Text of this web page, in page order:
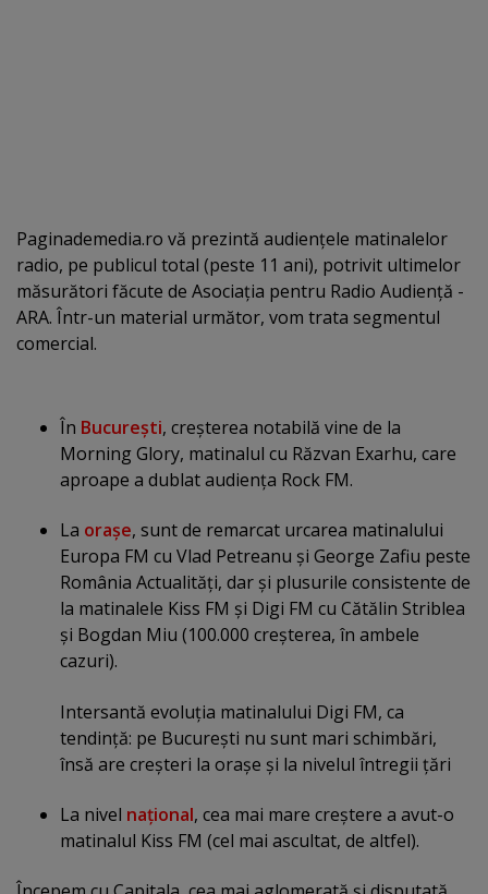
Paginademedia.ro vă prezintă audienţele matinalelor
radio, pe publicul total (peste 11 ani), potrivit ultimelor
măsurători făcute de Asociaţia pentru Radio Audienţă -
ARA. Într-un material următor, vom trata segmentul
comercial.
În Bucureşti, creşterea notabilă vine de la
Morning Glory, matinalul cu Răzvan Exarhu, care
aproape a dublat audienţa Rock FM.
La oraşe, sunt de remarcat urcarea matinalului
Europa FM cu Vlad Petreanu şi George Zafiu peste
România Actualităţi, dar şi plusurile consistente de
la matinalele Kiss FM şi Digi FM cu Cătălin Striblea
şi Bogdan Miu (100.000 creşterea, în ambele
cazuri).
Intersantă evoluţia matinalului Digi FM, ca
tendinţă: pe Bucureşti nu sunt mari schimbări,
însă are creşteri la oraşe şi la nivelul întregii ţări
La nivel naţional, cea mai mare creştere a avut-o
matinalul Kiss FM (cel mai ascultat, de altfel).